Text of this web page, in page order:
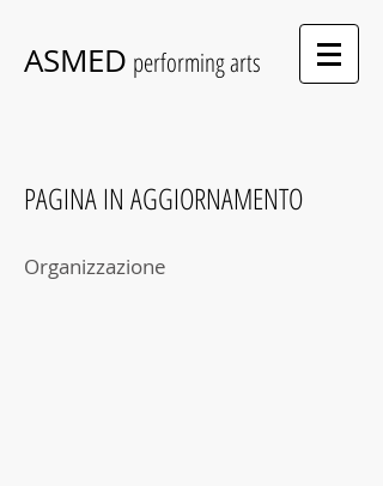
ASMED performing arts
PAGINA IN AGGIORNAMENTO
Organizzazione